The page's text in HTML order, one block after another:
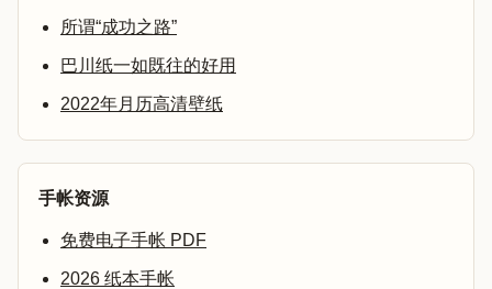
所谓“成功之路”
巴川纸一如既往的好用
2022年月历高清壁纸
手帐资源
免费电子手帐 PDF
2026 纸本手帐